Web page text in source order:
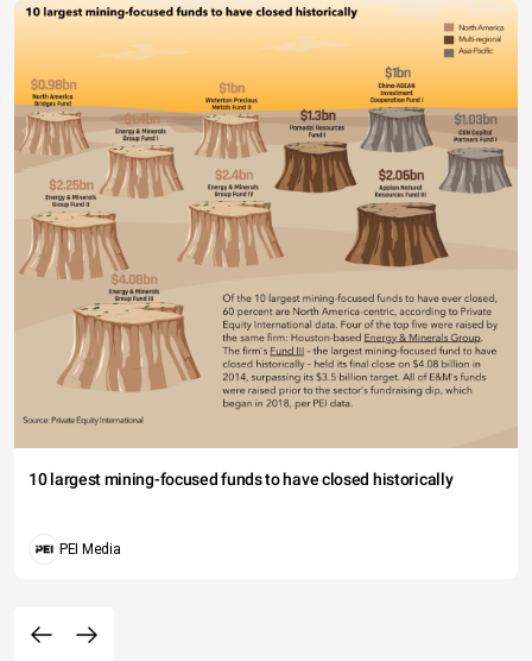
10 largest mining-focused funds to have closed historically
PEI Media